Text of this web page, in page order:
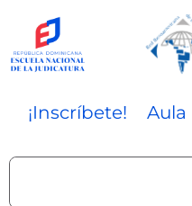
contenido
¡Inscríbete! Aula
Search